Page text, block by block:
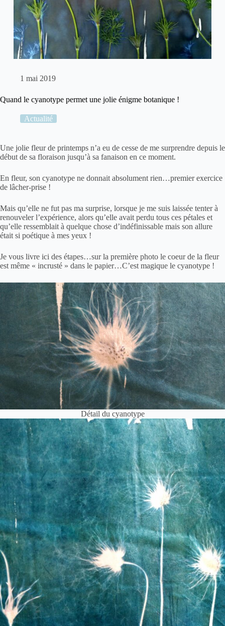
1 mai 2019
Quand le cyanotype permet une jolie énigme botanique !
Actualité
Une jolie fleur de printemps n’a eu de cesse de me surprendre depuis le
début de sa floraison jusqu’à sa fanaison en ce moment.
En fleur, son cyanotype ne donnait absolument rien…premier exercice
de lâcher-prise !
Mais qu’elle ne fut pas ma surprise, lorsque je me suis laissée tenter à
renouveler l’expérience, alors qu’elle avait perdu tous ces pétales et
qu’elle ressemblait à quelque chose d’indéfinissable mais son allure
était si poétique à mes yeux !
Je vous livre ici des étapes…sur la première photo le coeur de la fleur
est même « incrusté » dans le papier…C’est magique le cyanotype !
Détail du cyanotype